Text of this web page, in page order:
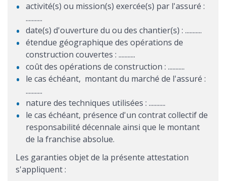
activité(s) ou mission(s) exercée(s) par l'assuré :
...........
date(s) d'ouverture du ou des chantier(s) : ...........
étendue géographique des opérations de
construction couvertes : ...........
coût des opérations de construction : ...........
le cas échéant, montant du marché de l'assuré :
...........
nature des techniques utilisées : ...........
le cas échéant, présence d'un contrat collectif de
responsabilité décennale ainsi que le montant
de la franchise absolue.
Les garanties objet de la présente attestation
s'appliquent :